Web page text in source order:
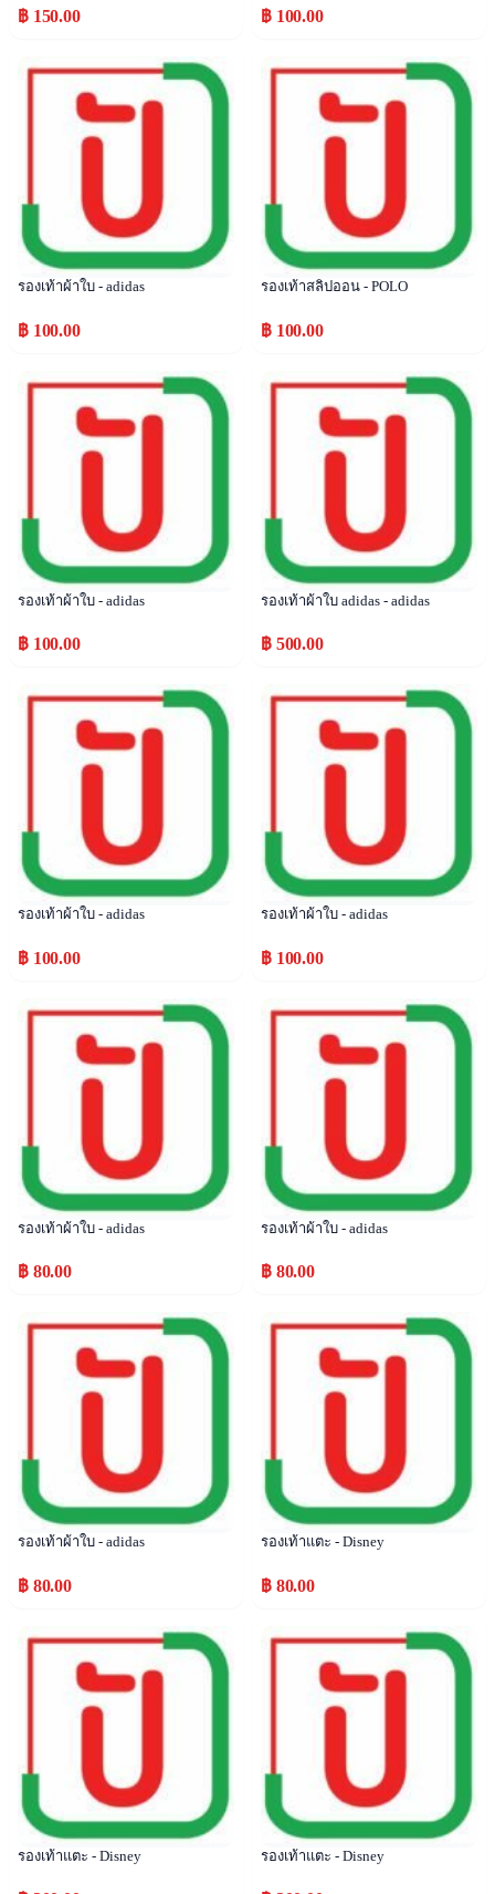
฿ 150.00 ฿ 100.00
Popular
รองเท้าผ้าใบ - adidas
฿ 100.00
Popular
รองเท้าสลิปออน - POLO
฿ 100.00
Popular
รองเท้าผ้าใบ - adidas
฿ 100.00
Popular
รองเท้าผ้าใบ adidas - adidas
฿ 500.00
Popular
รองเท้าผ้าใบ - adidas
฿ 100.00
Popular
รองเท้าผ้าใบ - adidas
฿ 100.00
Popular
รองเท้าผ้าใบ - adidas
฿ 80.00
Popular
รองเท้าผ้าใบ - adidas
฿ 80.00
Popular
รองเท้าผ้าใบ - adidas
฿ 80.00
Popular
รองเท้าแตะ - Disney
฿ 80.00
Popular
รองเท้าแตะ - Disney
Popular
รองเท้าแตะ - Disney